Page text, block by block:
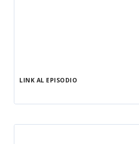
LINK AL EPISODIO